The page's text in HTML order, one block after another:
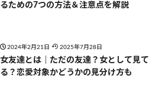
るための7つの方法＆注意点を解説
2024年2月21日 2025年7月28日
女友達とは｜ただの友達？女として見て
る？恋愛対象かどうかの見分け方も